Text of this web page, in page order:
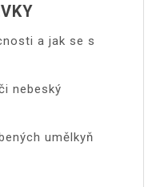
a jak se s
nebeský
umělkyň